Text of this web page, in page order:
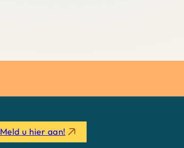
Meld u hier aan!